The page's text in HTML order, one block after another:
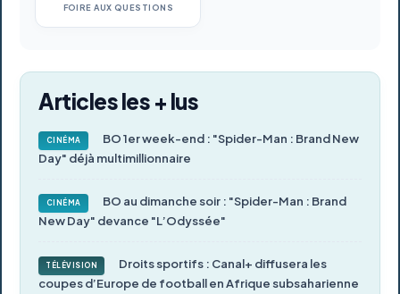
FOIRE AUX QUESTIONS
Articles les + lus
CINÉMA
BO 1er week-end : "Spider-Man : Brand New
Day" déjà multimillionnaire
CINÉMA
BO au dimanche soir : "Spider-Man : Brand
New Day" devance "L’Odyssée"
TÉLÉVISION
Droits sportifs : Canal+ diffusera les
coupes d’Europe de football en Afrique subsaharienne